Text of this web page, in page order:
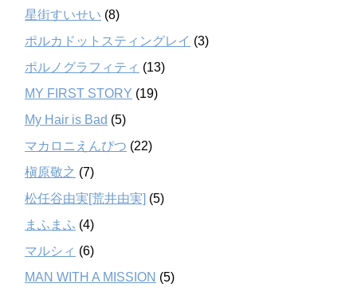
星街すいせい (8)
ポルカドットスティングレイ (3)
ポルノグラフィティ (13)
MY FIRST STORY (19)
My Hair is Bad (5)
マカロニえんぴつ (22)
槇原敬之 (7)
松任谷由実[荒井由実] (5)
まふまふ (4)
マルシィ (6)
MAN WITH A MISSION (5)